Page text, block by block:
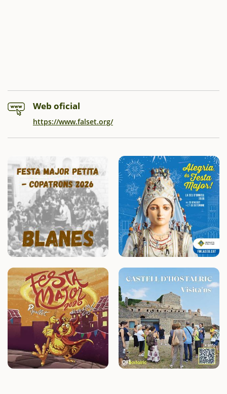
Web oficial
https://www.falset.org/